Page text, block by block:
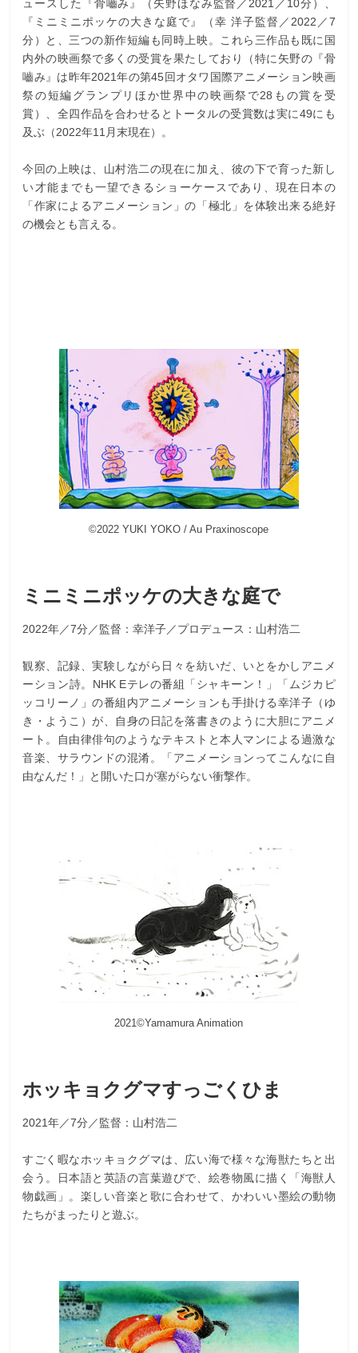
ュースした『骨嚙み』（矢野ほなみ監督／2021／10分）、
『ミニミニポッケの大きな庭で』（幸 洋子監督／2022／7
分）と、三つの新作短編も同時上映。これら三作品も既に国
内外の映画祭で多くの受賞を果たしており（特に矢野の『骨
嚙み』は昨年2021年の第45回オタワ国際アニメーション映画
祭の短編グランプリほか世界中の映画祭で28もの賞を受
賞）、全四作品を合わせるとトータルの受賞数は実に49にも
及ぶ（2022年11月末現在）。
今回の上映は、山村浩二の現在に加え、彼の下で育った新し
い才能までも一望できるショーケースであり、現在日本の
「作家によるアニメーション」の「極北」を体験出来る絶好
の機会とも言える。
©2022 YUKI YOKO / Au Praxinoscope
ミニミニポッケの大きな庭で
2022年／7分／監督：幸洋子／プロデュース：山村浩二
観察、記録、実験しながら日々を紡いだ、いとをかしアニメ
ーション詩。NHK Eテレの番組「シャキーン！」「ムジカピ
ッコリーノ」の番組内アニメーションも手掛ける幸洋子（ゆ
き・ようこ）が、自身の日記を落書きのように大胆にアニメ
ート。自由律俳句のようなテキストと本人マンによる過激な
音楽、サラウンドの混淆。「アニメーションってこんなに自
由なんだ！」と開いた口が塞がらない衝撃作。
2021©Yamamura Animation
ホッキョクグマすっごくひま
2021年／7分／監督：山村浩二
すごく暇なホッキョクグマは、広い海で様々な海獣たちと出
会う。日本語と英語の言葉遊びで、絵巻物風に描く「海獣人
物戯画」。楽しい音楽と歌に合わせて、かわいい墨絵の動物
たちがまったりと遊ぶ。